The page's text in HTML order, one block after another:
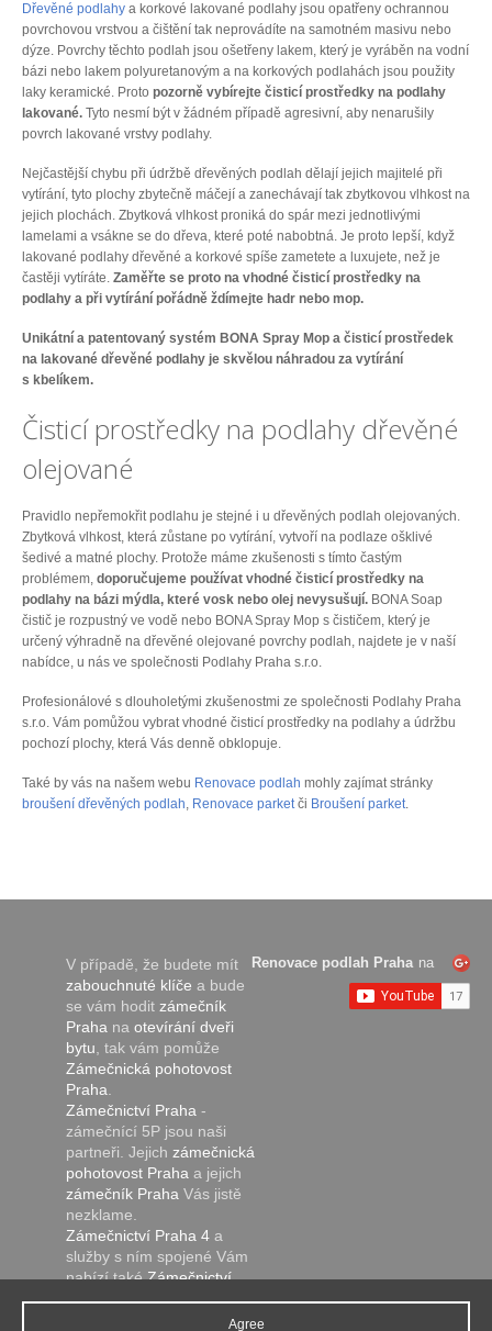
Dřevěné podlahy a korkové lakované podlahy jsou opatřeny ochrannou
povrchovou vrstvou a čištění tak neprovádíte na samotném masivu nebo
dýze. Povrchy těchto podlah jsou ošetřeny lakem, který je vyráběn na vodní
bázi nebo lakem polyuretanovým a na korkových podlahách jsou použity
laky keramické. Proto pozorně vybírejte čisticí prostředky na podlahy
lakované. Tyto nesmí být v žádném případě agresivní, aby nenarušily
povrch lakované vrstvy podlahy.
Nejčastější chybu při údržbě dřevěných podlah dělají jejich majitelé při
vytírání, tyto plochy zbytečně máčejí a zanechávají tak zbytkovou vlhkost na
jejich plochách. Zbytková vlhkost proniká do spár mezi jednotlivými
lamelami a vsákne se do dřeva, které poté nabobtná. Je proto lepší, když
lakované podlahy dřevěné a korkové spíše zametete a luxujete, než je
častěji vytíráte. Zaměřte se proto na vhodné čisticí prostředky na
podlahy a při vytírání pořádně ždímejte hadr nebo mop.
Unikátní a patentovaný systém BONA Spray Mop a čisticí prostředek
na lakované dřevěné podlahy je skvělou náhradou za vytírání
s kbelíkem.
Čisticí prostředky na podlahy dřevěné
olejované
Pravidlo nepřemokřit podlahu je stejné i u dřevěných podlah olejovaných.
Zbytková vlhkost, která zůstane po vytírání, vytvoří na podlaze ošklivé
šedivé a matné plochy. Protože máme zkušenosti s tímto častým
problémem, doporučujeme používat vhodné čisticí prostředky na
podlahy na bázi mýdla, které vosk nebo olej nevysušují. BONA Soap
čistič je rozpustný ve vodě nebo BONA Spray Mop s čističem, který je
určený výhradně na dřevěné olejované povrchy podlah, najdete je v naší
nabídce, u nás ve společnosti Podlahy Praha s.r.o.
Profesionálové s dlouholetými zkušenostmi ze společnosti Podlahy Praha
s.r.o. Vám pomůžou vybrat vhodné čisticí prostředky na podlahy a údržbu
pochozí plochy, která Vás denně obklopuje.
Také by vás na našem webu Renovace podlah mohly zajímat stránky
broušení dřevěných podlah, Renovace parketči Broušení parket.
Renovace podlah Praha na
V případě, že budete mít
zabouchnuté klíče a bude
se vám hodit zámečník
Praha na otevírání dveři
bytu , tak vám pomůže
Zámečnická pohotovost
Praha
Zámečnictví Praha -
zámečnící 5P jsou naši
partneři. Jejich zámečnická
pohotovost Praha a jejich
zámečník Praha Vás jistě
nezklame.
Zámečnictví Praha 4 a
služby s ním spojené Vám
nabízí takéZámečnictví
Želivec.
zámečnictví
Agree